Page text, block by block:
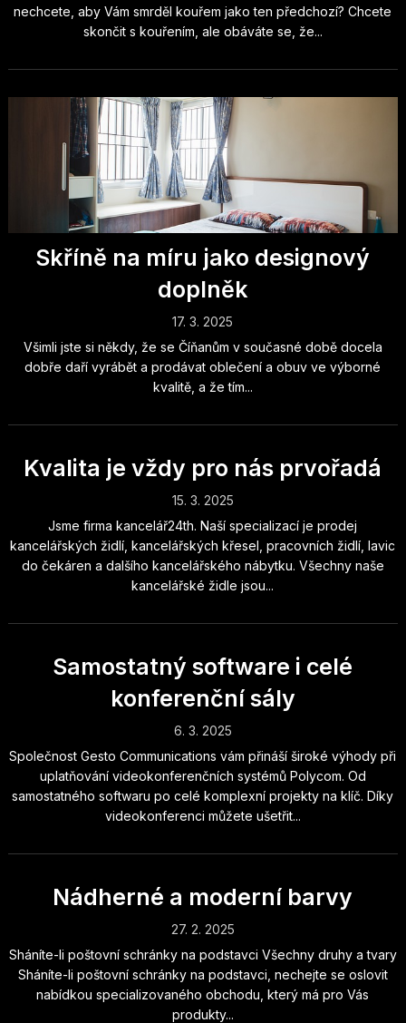
nechcete, aby Vám smrděl kouřem jako ten předchozí? Chcete
skončit s kouřením, ale obáváte se, že...
Skříně na míru jako designový
doplněk
17. 3. 2025
Všimli jste si někdy, že se Číňanům v současné době docela
dobře daří vyrábět a prodávat oblečení a obuv ve výborné
kvalitě, a že tím...
Kvalita je vždy pro nás prvořadá
15. 3. 2025
Jsme firma kancelář24th. Naší specializací je prodej
kancelářských židlí, kancelářských křesel, pracovních židlí, lavic
do čekáren a dalšího kancelářského nábytku. Všechny naše
kancelářské židle jsou...
Samostatný software i celé
konferenční sály
6. 3. 2025
Společnost Gesto Communications vám přináší široké výhody při
uplatňování videokonferenčních systémů Polycom. Od
samostatného softwaru po celé komplexní projekty na klíč. Díky
videokonferenci můžete ušetřit...
Nádherné a moderní barvy
27. 2. 2025
Sháníte-li poštovní schránky na podstavci Všechny druhy a tvary
Sháníte-li poštovní schránky na podstavci, nechejte se oslovit
nabídkou specializovaného obchodu, který má pro Vás
produkty...